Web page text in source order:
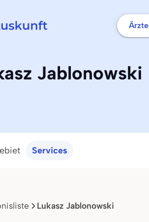
Ärzte
Jablonowski
Services
Lukasz Jablonowski